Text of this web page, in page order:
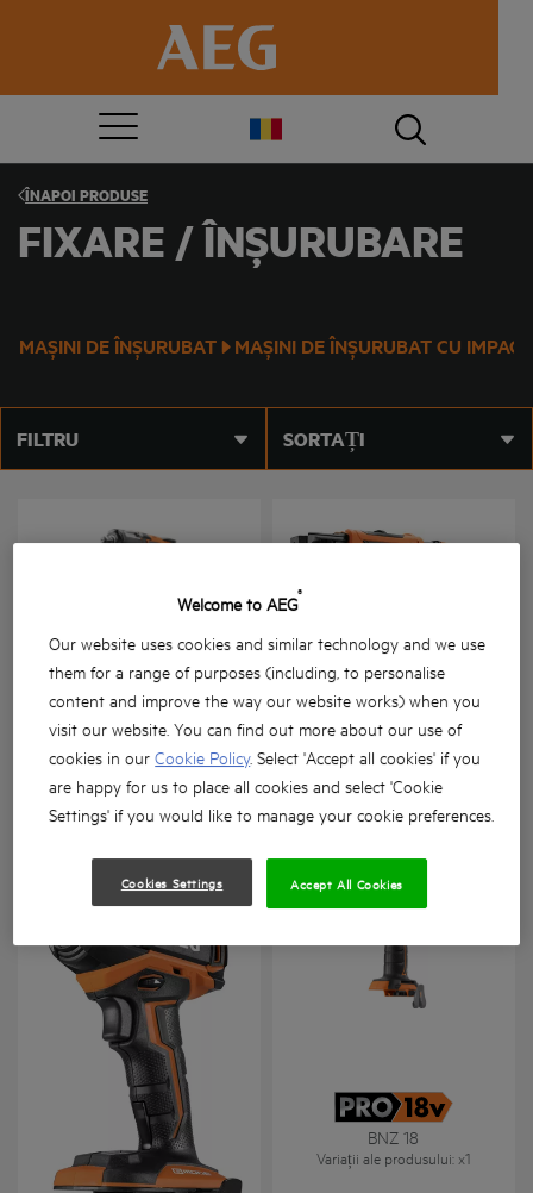
ÎNAPOI PRODUSE
FIXARE / ÎNȘURUBARE
MAȘINI DE ÎNȘURUBAT MAȘINI DE ÎNȘURUBAT CU IMPACT
FILTRU SORTAȚI
Cheie de impact ultra-
compactă 18 V
BSS 18C 12Z
Variații ale produsului
Mașină de înșurubat
pentru gips-carton cu
motor fără perii 18 V
BTS 18BL
Mașină de înșurubat cu
impact 18 V, cu motor fără
perii, 6 moduri de lucru
BSS 18B6
Variații ale produsului: x
BNZ 18
Variații ale produsului: x1
Welcome to AEG®
Our website uses cookies and similar technology and we use
them for a range of purposes (including, to personalise
content and improve the way our website works) when you
visit our website. You can find out more about our use of
cookies in ourCookie Policy. Select 'Accept all cookies' if you
are happy for us to place all cookies and select 'Cookie
Settings' if you would like to manage your cookie preferences.
Cookies Settings Accept All Cookies